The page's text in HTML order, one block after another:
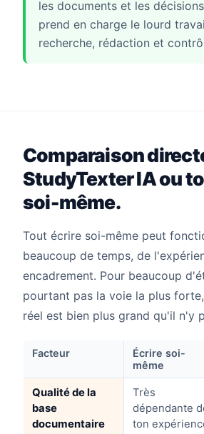
les documents et les
prend en charge le lourd
recherche, rédaction et
Comparaison
StudyTexter IA ou
soi-même.
Tout écrire soi-même peut
beaucoup de temps, de
encadrement. Pour beaucoup
pourtant pas la voie la plus
réel est bien plus grand qu'il n'y
Facteur
Écrire soi-
même
Qualité de la
base
documentaire
Très
dépendante
ton